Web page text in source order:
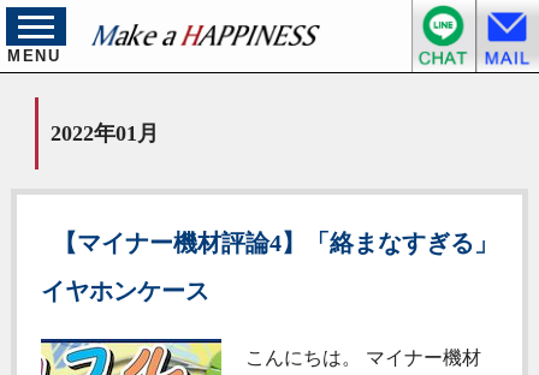
MENU
2022年01月
【マイナー機材評論4】「絡まなすぎる」
イヤホンケース
こんにちは。 マイナー機材